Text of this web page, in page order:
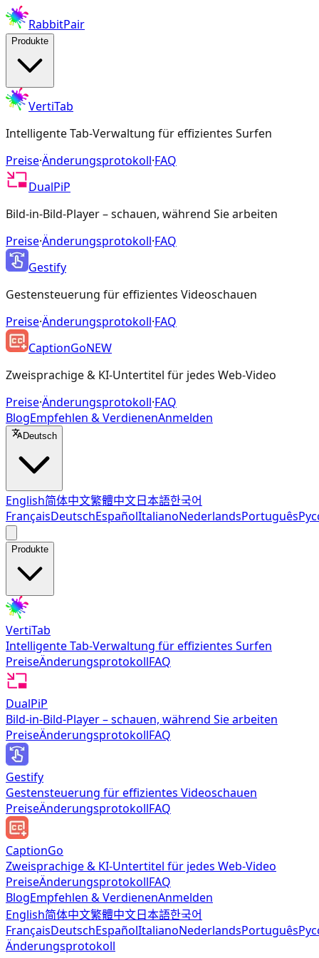
RabbitPair
Produkte
VertiTab
Intelligente Tab-Verwaltung für effizientes Surfen
Preise·Änderungsprotokoll·FAQ
DualPiP
Bild-in-Bild-Player – schauen, während Sie arbeiten
Preise·Änderungsprotokoll·FAQ
Gestify
Gestensteuerung für effizientes Videoschauen
Preise·Änderungsprotokoll·FAQ
CaptionGoNEW
Zweisprachige & KI-Untertitel für jedes Web-Video
Preise·Änderungsprotokoll·FAQ
BlogEmpfehlen & VerdienenAnmelden
Deutsch
English简体中文繁體中文日本語한국어
FrançaisDeutschEspañolItalianoNederlandsPortuguês
Produkte
VertiTab
Intelligente Tab-Verwaltung für effizientes Surfen
PreiseÄnderungsprotokollFAQ
DualPiP
Bild-in-Bild-Player – schauen, während Sie arbeiten
PreiseÄnderungsprotokollFAQ
Gestify
Gestensteuerung für effizientes Videoschauen
PreiseÄnderungsprotokollFAQ
CaptionGo
Zweisprachige & KI-Untertitel für jedes Web-Video
PreiseÄnderungsprotokollFAQ
BlogEmpfehlen & VerdienenAnmelden
English简体中文繁體中文日本語한국어
FrançaisDeutschEspañolItalianoNederlandsPortuguês
Änderungsprotokoll